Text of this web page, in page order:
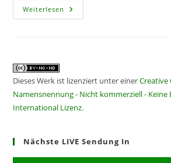
Weiterlesen CF295
–
Dieses Werk ist lizenziert unter einerCreative
Namensnennung - Nicht kommerziell - Keine
International Lizenz.
Nächste LIVE Sendung In